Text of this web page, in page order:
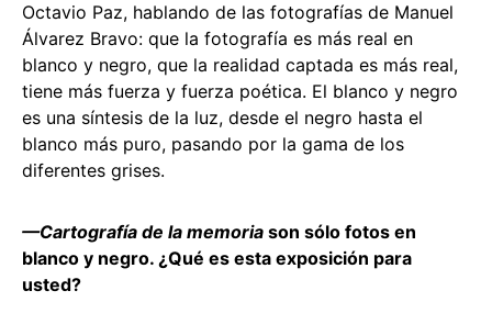
Octavio Paz, hablando de las fotografías de Manuel
Álvarez Bravo: que la fotografía es más real en
blanco y negro, que la realidad captada es más real,
tiene más fuerza y fuerza poética. El blanco y negro
es una síntesis de la luz, desde el negro hasta el
blanco más puro, pasando por la gama de los
diferentes grises.
—Cartografía de la memoria son sólo fotos en
blanco y negro. ¿Qué es esta exposición para
usted?